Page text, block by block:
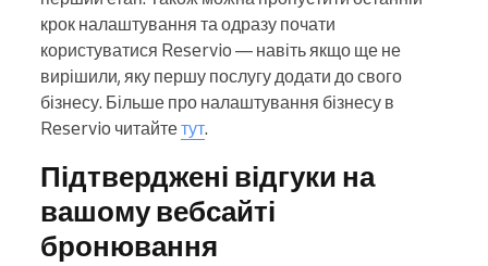
крок налаштування та одразу почати
користуватися Reservio — навіть якщо ще не
вирішили, яку першу послугу додати до свого
бізнесу. Більше про налаштування бізнесу в
Reservio читайтетут.
Підтверджені відгуки на
вашому вебсайті
бронювання